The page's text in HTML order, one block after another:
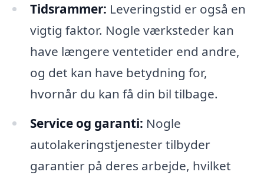
Tidsrammer: Leveringstid er også en
vigtig faktor. Nogle værksteder kan
have længere ventetider end andre,
og det kan have betydning for,
hvornår du kan få din bil tilbage.
Service og garanti: Nogle
autolakeringstjenester tilbyder
garantier på deres arbejde, hvilket